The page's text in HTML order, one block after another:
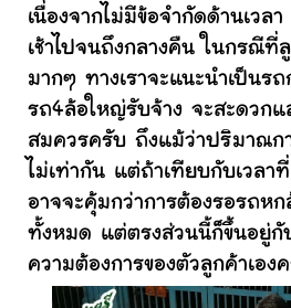
เนื่องจากไม่มีข้อจำกัดด้านเวล
เช้าไปจนถึงกลางคืน ในกรณีที่
มากๆ ทางเราจะแนะนำเป็นร
รถ4ล้อใหญ่รับจ้าง จะสะดวกแ
สมควรครับ ถึงแม้ว่าปริมาณกา
ไม่เท่ากัน แต่ถ้าเทียบกับเวลา
อาจจะคุ้มกว่าการต้องรอรถหก
ทั้งหมด แต่ตรงส่วนนี้ก็ขึ้นอยู่กั
ความต้องการของตัวลูกค้าเอง